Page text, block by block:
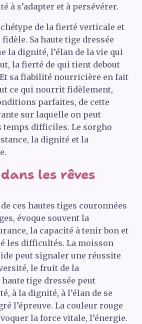
à s’adapter et à persévérer.
de la fierté verticale et
Sa haute tige dressée
la dignité, l’élan de la vie qui
la fierté de qui tient debout
Et sa fiabilité nourricière en fait
ce qui nourrit fidèlement,
parfaites, de cette
sur laquelle on peut
temps difficiles. Le sorgho
la dignité et la
les rêves
ces hautes tiges couronnées
évoque souvent la
la capacité à tenir bon et
les difficultés. La moisson
peut signaler une réussite
le fruit de la
tige dressée peut
à la dignité, à l’élan de se
l’épreuve. La couleur rouge
la force vitale, l’énergie.